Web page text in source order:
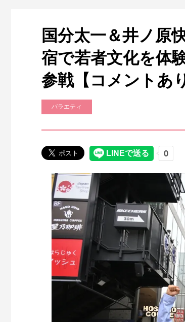
国分太一＆井ノ原
宿で若者文化を体
参戦【コメントあ
バラエティ